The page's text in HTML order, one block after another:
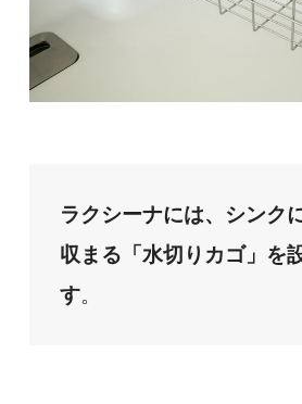
ラクシーナには、シンク
収まる「水切りカゴ」を
す。